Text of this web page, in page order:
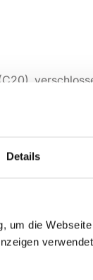
Details
um die